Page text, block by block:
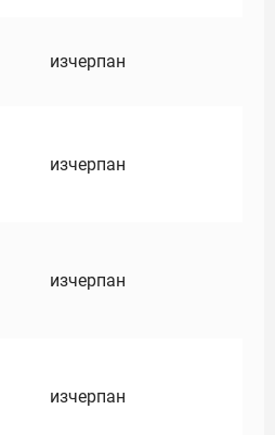
изчерпан
изчерпан
изчерпан
изчерпан